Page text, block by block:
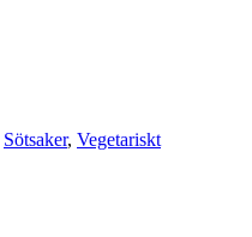
Sötsaker, Vegetariskt